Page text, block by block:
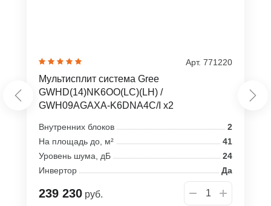
Арт. 771220
Мультисплит система Gree
GWHD(14)NK6OO(LC)(LH) /
GWH09AGAXA-K6DNA4C/I x2
Внутренних блоков
2
На площадь до, м²
41
Уровень шума, дБ
24
Инвертор
Да
239 230 руб.